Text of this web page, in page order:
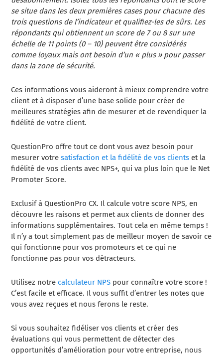
se situe dans les deux premières cases pour chacune des
trois questions de l’indicateur et qualifiez-les de sûrs. Les
répondants qui obtiennent un score de 7 ou 8 sur une
échelle de 11 points (0 – 10) peuvent être considérés
comme loyaux mais ont besoin d’un « plus » pour passer
dans la zone de sécurité.
Ces informations vous aideront à mieux comprendre votre
client et à disposer d’une base solide pour créer de
meilleures stratégies afin de mesurer et de revendiquer la
fidélité de votre client.
QuestionPro offre tout ce dont vous avez besoin pour
mesurer votresatisfaction et la fidélité de vos clients et la
fidélité de vos clients avec NPS+, qui va plus loin que le Net
Promoter Score.
Exclusif à QuestionPro CX. Il calcule votre score NPS, en
découvre les raisons et permet aux clients de donner des
informations supplémentaires. Tout cela en même temps !
Il n’y a tout simplement pas de meilleur moyen de savoir ce
qui fonctionne pour vos promoteurs et ce qui ne
fonctionne pas pour vos détracteurs.
Utilisez notre calculateur NPS pour connaître votre score !
C’est facile et efficace. Il vous suffit d’entrer les notes que
vous avez reçues et nous ferons le reste.
Si vous souhaitez fidéliser vos clients et créer des
évaluations qui vous permettent de détecter des
opportunités d’amélioration pour votre entreprise, nous